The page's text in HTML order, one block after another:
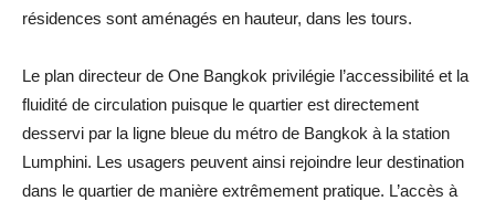
résidences sont aménagés en hauteur, dans les tours.
Le plan directeur de One Bangkok privilégie l’accessibilité et la
fluidité de circulation puisque le quartier est directement
desservi par la ligne bleue du métro de Bangkok à la station
Lumphini. Les usagers peuvent ainsi rejoindre leur destination
dans le quartier de manière extrêmement pratique. L’accès à